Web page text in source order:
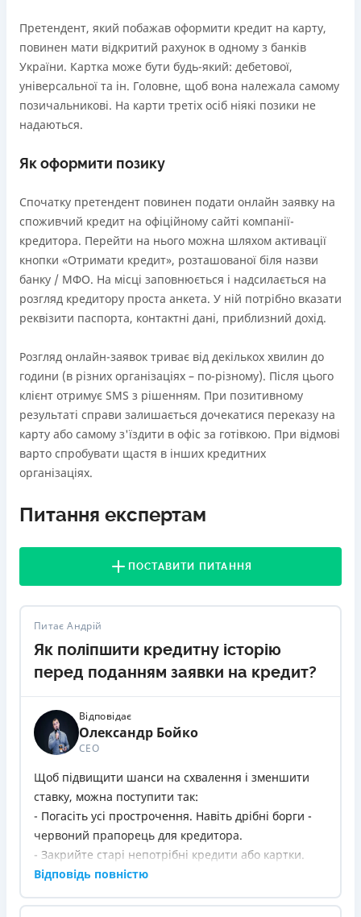
Претендент, який побажав оформити кредит на карту,
повинен мати відкритий рахунок в одному з банків
України. Картка може бути будь-який: дебетової,
універсальної та ін. Головне, щоб вона належала самому
позичальникові. На карти третіх осіб ніякі позики не
надаються.
Як оформити позику
Спочатку претендент повинен подати онлайн заявку на
споживчий кредит на офіційному сайті компанії-
кредитора. Перейти на нього можна шляхом активації
кнопки «Отримати кредит», розташованої біля назви
банку / МФО. На місці заповнюється і надсилається на
розгляд кредитору проста анкета. У ній потрібно вказати
реквізити паспорта, контактні дані, приблизний дохід.
Розгляд онлайн-заявок триває від декількох хвилин до
години (в різних організаціях – по-різному). Після цього
клієнт отримує SMS з рішенням. При позитивному
результаті справи залишається дочекатися переказу на
карту або самому з'їздити в офіс за готівкою. При відмові
варто спробувати щастя в інших кредитних
організаціях.
Питання експертам
ПОСТАВИТИ ПИТАННЯ
Питає Андрій
Як поліпшити кредитну історію
перед поданням заявки на кредит?
Відповідає
Олександр Бойко
СЕО
Щоб підвищити шанси на схвалення і зменшити
ставку, можна поступити так:
- Погасіть усі прострочення. Навіть дрібні борги -
червоний прапорець для кредитора.
- Закрийте старі непотрібні кредити або картки.
Велика кількість відкритих лімітів - це ризик для
Відповідь повністю